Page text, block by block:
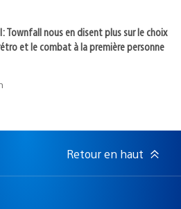
Townfall nous en disent plus sur le choix
et le combat à la première personne
Retour en haut